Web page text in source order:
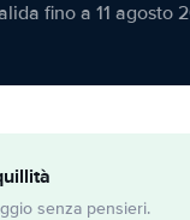
fino a 11 agosto
senza pensieri.